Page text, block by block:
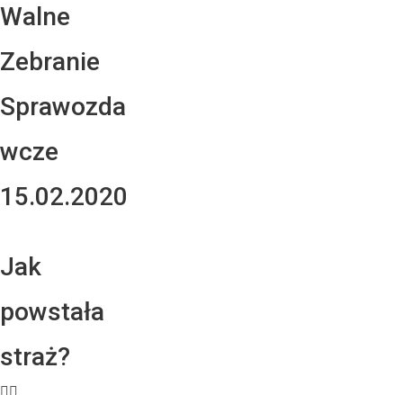
Walne
Zebranie
Sprawozda
wcze
15.02.2020
Jak
powstała
straż?